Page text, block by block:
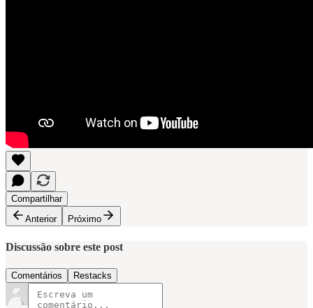
Compartilhar
Anterior
Próximo
Discussão sobre este post
Comentários Restacks